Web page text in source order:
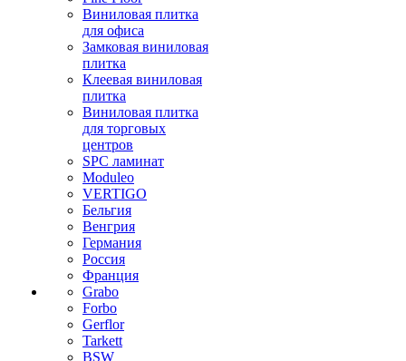
Виниловая плитка
для офиса
Замковая виниловая
плитка
Клеевая виниловая
плитка
Виниловая плитка
для торговых
центров
SPC ламинат
Moduleo
VERTIGO
Бельгия
Венгрия
Германия
Россия
Франция
Grabo
Forbo
Gerflor
Tarkett
BSW